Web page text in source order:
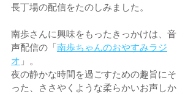
長丁場の配信をたのしみました。
南歩さんに興味をもったきっかけは、音
声配信の「南歩ちゃんのおやすみラジ
オ 」。
夜の静かな時間を過ごすための趣旨にそ
った、ささやくような柔らかいお声しか